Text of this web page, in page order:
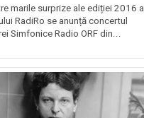
marile surprize ale ediției 2016 a
RadiRo se anunță concertul
Simfonice Radio ORF din...